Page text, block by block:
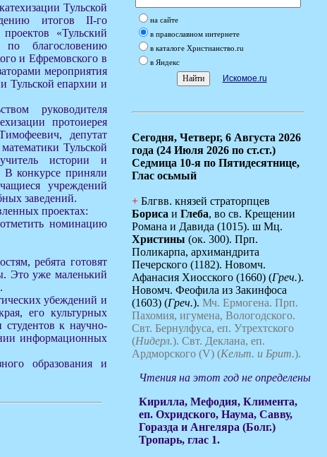
Тульской
итогов II-го
«Тульский
благословению
и Ефремовского в
мероприятия
Тульской епархии и
руководителя
протоиерея
депутат
Тульской
истории и
конкурсе приняли
учреждений
заведений.
проектах:
номинацию
ребята готовят
Это уже маленький
убеждений и
его культурных
студентов к научно-
информационных
образования и
на сайте
в православном интернете
в каталоге Христианство.ru
в Яндекс
Искомое.ru
Сегодня, Четверг, 6 Августа 2026
года (24 Июля 2026 по ст.ст.)
Седмица 10-я по Пятидесятнице,
Глас осьмый
+ Блгвв. князей страторпцев
Бориса и Глеба, во св. Крещении
Романа и Давида (1015). ш Мц.
Христины (ок. 300). Прп.
Поликарпа, архимандрита
Печерского (1182). Новомч.
Афанасия Хиосского (1660) (Греч.).
Новомч. Феофила из Закинфоса
(1603) (Греч.). Мч. Ермогена. Прп.
Пахомия, игумена, Вологодского.
Свт. Бернулфуса, еп. Утрехтского
(Нидерл.). Свт. Деклана, еп.
Ардморского (V) (Кельт. и Брит.).
Чтения на этот год не определены
Кирилла, Мефодия, Климента,
еп. Охридского, Наума, Савву,
Горазда и Ангеляра (Болг.)
Тропарь, глас 1.